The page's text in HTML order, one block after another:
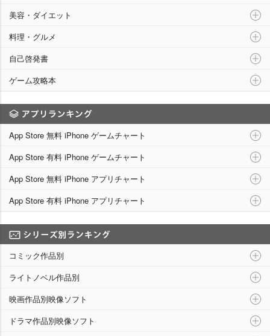
美容・ダイエット
料理・グルメ
自己啓発書
ゲーム攻略本
App Store 無料 iPhone ゲームチャート
App Store 有料 iPhone ゲームチャート
App Store 無料 iPhone アプリチャート
App Store 有料 iPhone アプリチャート
コミック作品別
ライトノベル作品別
映画作品別映像ソフト
ドラマ作品別映像ソフト